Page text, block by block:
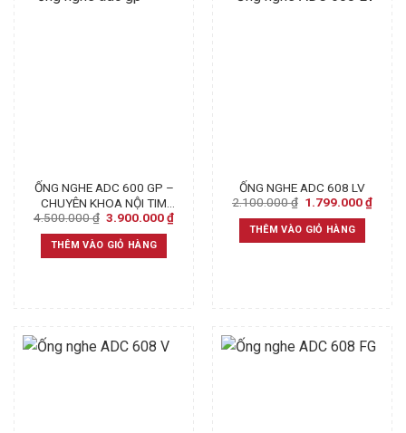
ỐNG NGHE ADC 600 GP –
CHUYÊN KHOA NỘI TIM
MẠCH
4.500.000₫ Original
was:
4.500.000 ₫.
3.900.000₫Current
THÊM VÀO GIỎ HÀNG
ỐNG NGHE ADC 608 LV
2.100.000₫ Original
was:
2.100.000 ₫.
1.799.000₫
THÊM VÀO GIỎ HÀNG